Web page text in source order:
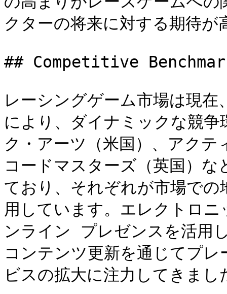
クターの将来に対する期待が
## Competitive
レーシングゲーム市場は現
により、ダイナミックな競
ク・アーツ（米国）、アク
コードマスターズ（英国）
ており、それぞれが市場で
用しています。エレクトロ
ンライン プレゼンスを活用
コンテンツ更新を通じてプ
ビスの拡大に注力してきまし